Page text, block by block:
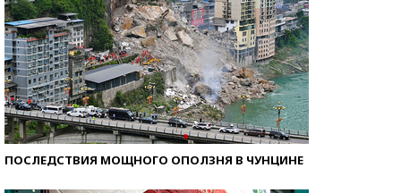
ПОСЛЕДСТВИЯ МОЩНОГО ОПОЛЗНЯ В ЧУНЦИНЕ